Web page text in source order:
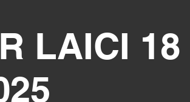
LAICI 18